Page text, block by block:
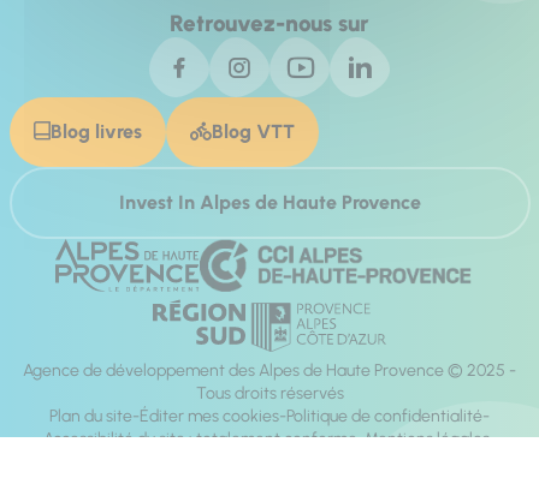
Retrouvez-nous sur
Blog livres Blog VTT
Invest In Alpes de Haute Provence
Agence de développement des Alpes de Haute Provence © 2025 -
Tous droits réservés
Plan du site Éditer mes cookies Politique de confidentialité
Accessibilité du site : totalement conforme Mentions légales